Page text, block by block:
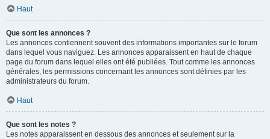
Haut
Que sont les annonces ?
Les annonces contiennent souvent des informations importantes sur le forum
dans lequel vous naviguez. Les annonces apparaissent en haut de chaque
page du forum dans lequel elles ont été publiées. Tout comme les annonces
générales, les permissions concernant les annonces sont définies par les
administrateurs du forum.
Haut
Que sont les notes ?
Les notes apparaissent en dessous des annonces et seulement sur la